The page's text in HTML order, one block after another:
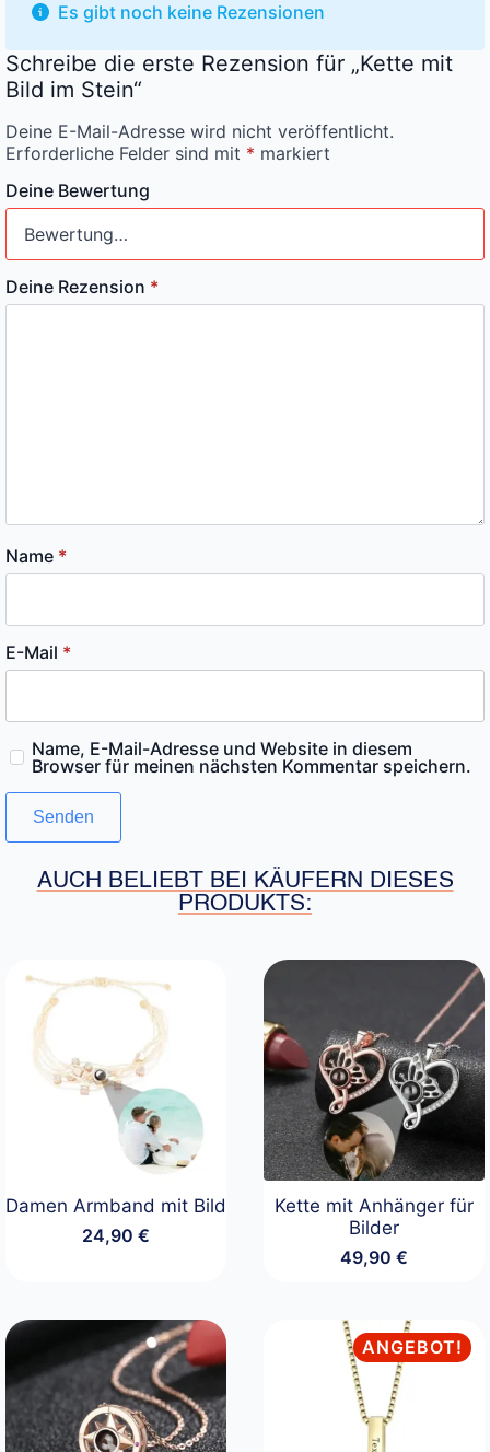
Es gibt noch keine Rezensionen
Schreibe die erste Rezension für „Kette mit
Bild im Stein“
Deine E-Mail-Adresse wird nicht veröffentlicht.
Erforderliche Felder sind mit * markiert
Deine Bewertung
Deine Rezension *
Name *
E-Mail *
Name, E-Mail-Adresse und Website in diesem
Browser für meinen nächsten Kommentar speichern.
AUCH BELIEBT BEI KÄUFERN DIESES
PRODUKTS:
Damen Armband mit Bild
24,90€
Kette mit Anhänger für
Bilder
49,90 €
ANGEBOT!